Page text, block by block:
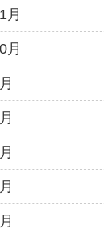
月
月